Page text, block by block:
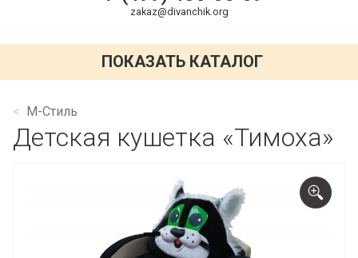
zakaz@divanchik.org
ПОКАЗАТЬ КАТАЛОГ
М-Стиль
Детская кушетка «Тимоха»